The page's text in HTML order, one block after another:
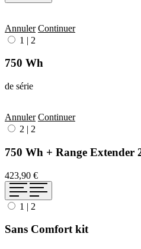
Annuler Continuer
1 | 2
750 Wh
de série
Annuler Continuer
2 | 2
750 Wh + Range Extender
423,90 €
1 | 2
Sans Comfort kit